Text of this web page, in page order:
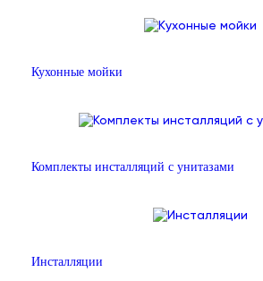
Кухонные мойки
Комплекты инсталляций с унитазами
Инсталляции